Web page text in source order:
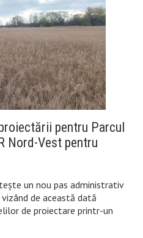
pentru Parcul
Nord-Vest pentru
un nou pas administrativ
de această dată
de proiectare printr-un